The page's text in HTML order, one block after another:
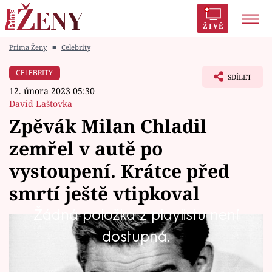
ŽIVĚ
Módní alarm
Témata
Celebrity
Prima Ženy ■ Celebrity
CELEBRITY
12. února 2023 05:30
David Laštovka
SDÍLET
Zpěvák Milan Chladil
zemřel v autě po
vystoupení. Krátce před
smrtí ještě vtipkoval
Žádná položka z playlistu není
dostupná.
Nezapomenutelný český zpěvák Milan Chladil
by v těchto dnech oslavil 92. narozeniny. Jeho
smrt je dodnes zahalena tajemstvím a tvrdí se